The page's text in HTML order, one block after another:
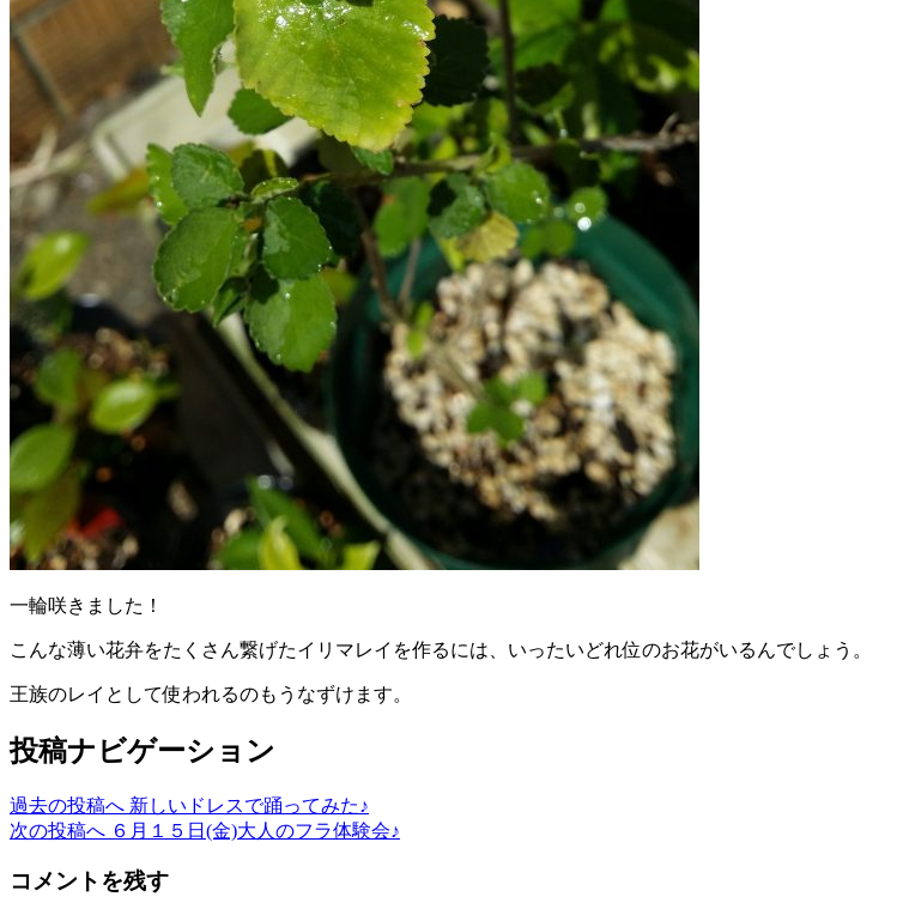
一輪咲きました！
こんな薄い花弁をたくさん繋げたイリマレイを作るには、いったいどれ位のお花がいるんでしょう。
王族のレイとして使われるのもうなずけます。
投稿ナビゲーション
過去の投稿へ 新しいドレスで踊ってみた♪
次の投稿へ ６月１５日(金)大人のフラ体験会♪
コメントを残す